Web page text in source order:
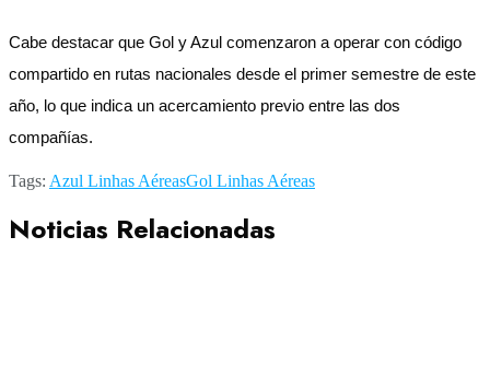
Cabe destacar que Gol y Azul comenzaron a operar con código
compartido en rutas nacionales desde el primer semestre de este
año, lo que indica un acercamiento previo entre las dos
compañías.
Tags: Azul Linhas AéreasGol Linhas Aéreas
Noticias Relacionadas